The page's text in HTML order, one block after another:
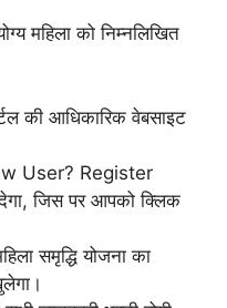
महिला को निम्नलिखित
की आधिकारिक वेबसाइट
User? Register
जिस पर आपको क्लिक
समृद्धि योजना का